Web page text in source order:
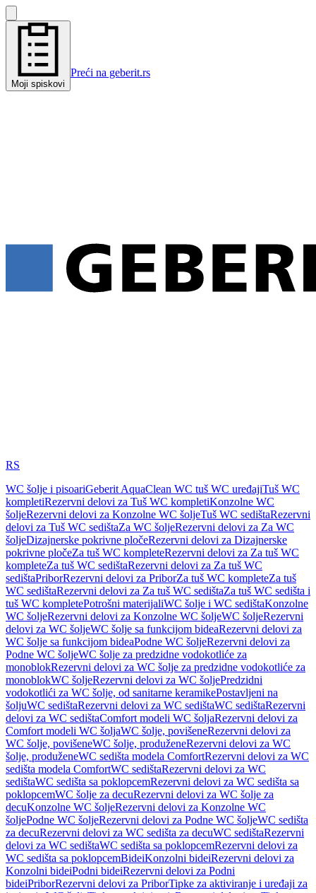
Moji spiskovi
Preći na geberit.rs
RS
WC šolje i pisoariGeberit AquaClean WC tuš WC uređajiTuš WC
kompletiRezervni delovi za Tuš WC kompletiKonzolne WC
šoljeRezervni delovi za Konzolne WC šoljeTuš WC sedištaRezervni
delovi za Tuš WC sedištaZa WC šoljeRezervni delovi za Za WC
šoljeDizajnerske pokrivne pločeRezervni delovi za Dizajnerske
pokrivne pločeZa tuš WC kompleteRezervni delovi za Za tuš WC
kompleteZa tuš WC sedištaRezervni delovi za Za tuš WC
sedištaPriborRezervni delovi za PriborZa tuš WC kompleteZa tuš
WC sedištaRezervni delovi za Za tuš WC sedištaZa tuš WC sedišta i
tuš WC kompletePotrošni materijaliWC šolje i WC sedištaKonzolne
WC šoljeRezervni delovi za Konzolne WC šoljeWC šoljeRezervni
delovi za WC šoljeWC šolje sa funkcijom bideaRezervni delovi za
WC šolje sa funkcijom bideaPodne WC šoljeRezervni delovi za
Podne WC šoljeWC šolje za predzidne vodokotliće za
monoblokRezervni delovi za WC šolje za predzidne vodokotliće za
monoblokWC šoljeRezervni delovi za WC šoljePredzidni
vodokotlići za WC šolje, od sanitarne keramikePostavljeni na
šoljuWC sedištaRezervni delovi za WC sedištaWC sedištaRezervni
delovi za WC sedištaComfort modeli WC šoljaRezervni delovi za
Comfort modeli WC šoljaWC šolje, povišeneRezervni delovi za
WC šolje, povišeneWC šolje, produženeRezervni delovi za WC
šolje, produženeWC sedišta modela ComfortRezervni delovi za WC
sedišta modela ComfortWC sedištaRezervni delovi za WC
sedištaWC sedišta sa poklopcemRezervni delovi za WC sedišta sa
poklopcemWC šolje za decuRezervni delovi za WC šolje za
decuKonzolne WC šoljeRezervni delovi za Konzolne WC
šoljePodne WC šoljeRezervni delovi za Podne WC šoljeWC sedišta
za decuRezervni delovi za WC sedišta za decuWC sedištaRezervni
delovi za WC sedištaWC sedišta sa poklopcemRezervni delovi za
WC sedišta sa poklopcemBideiKonzolni bideiRezervni delovi za
Konzolni bideiPodni bideiRezervni delovi za Podni
bideiPriborRezervni delovi za PriborTipke za aktiviranje i uređaji za